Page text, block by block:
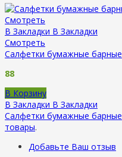
Смотреть
В Закладки В Закладки
Смотреть
Салфетки бумажные барные
88
В Корзину
В Закладки В Закладки
Салфетки бумажные барные
товары.
Добавьте Ваш отзыв